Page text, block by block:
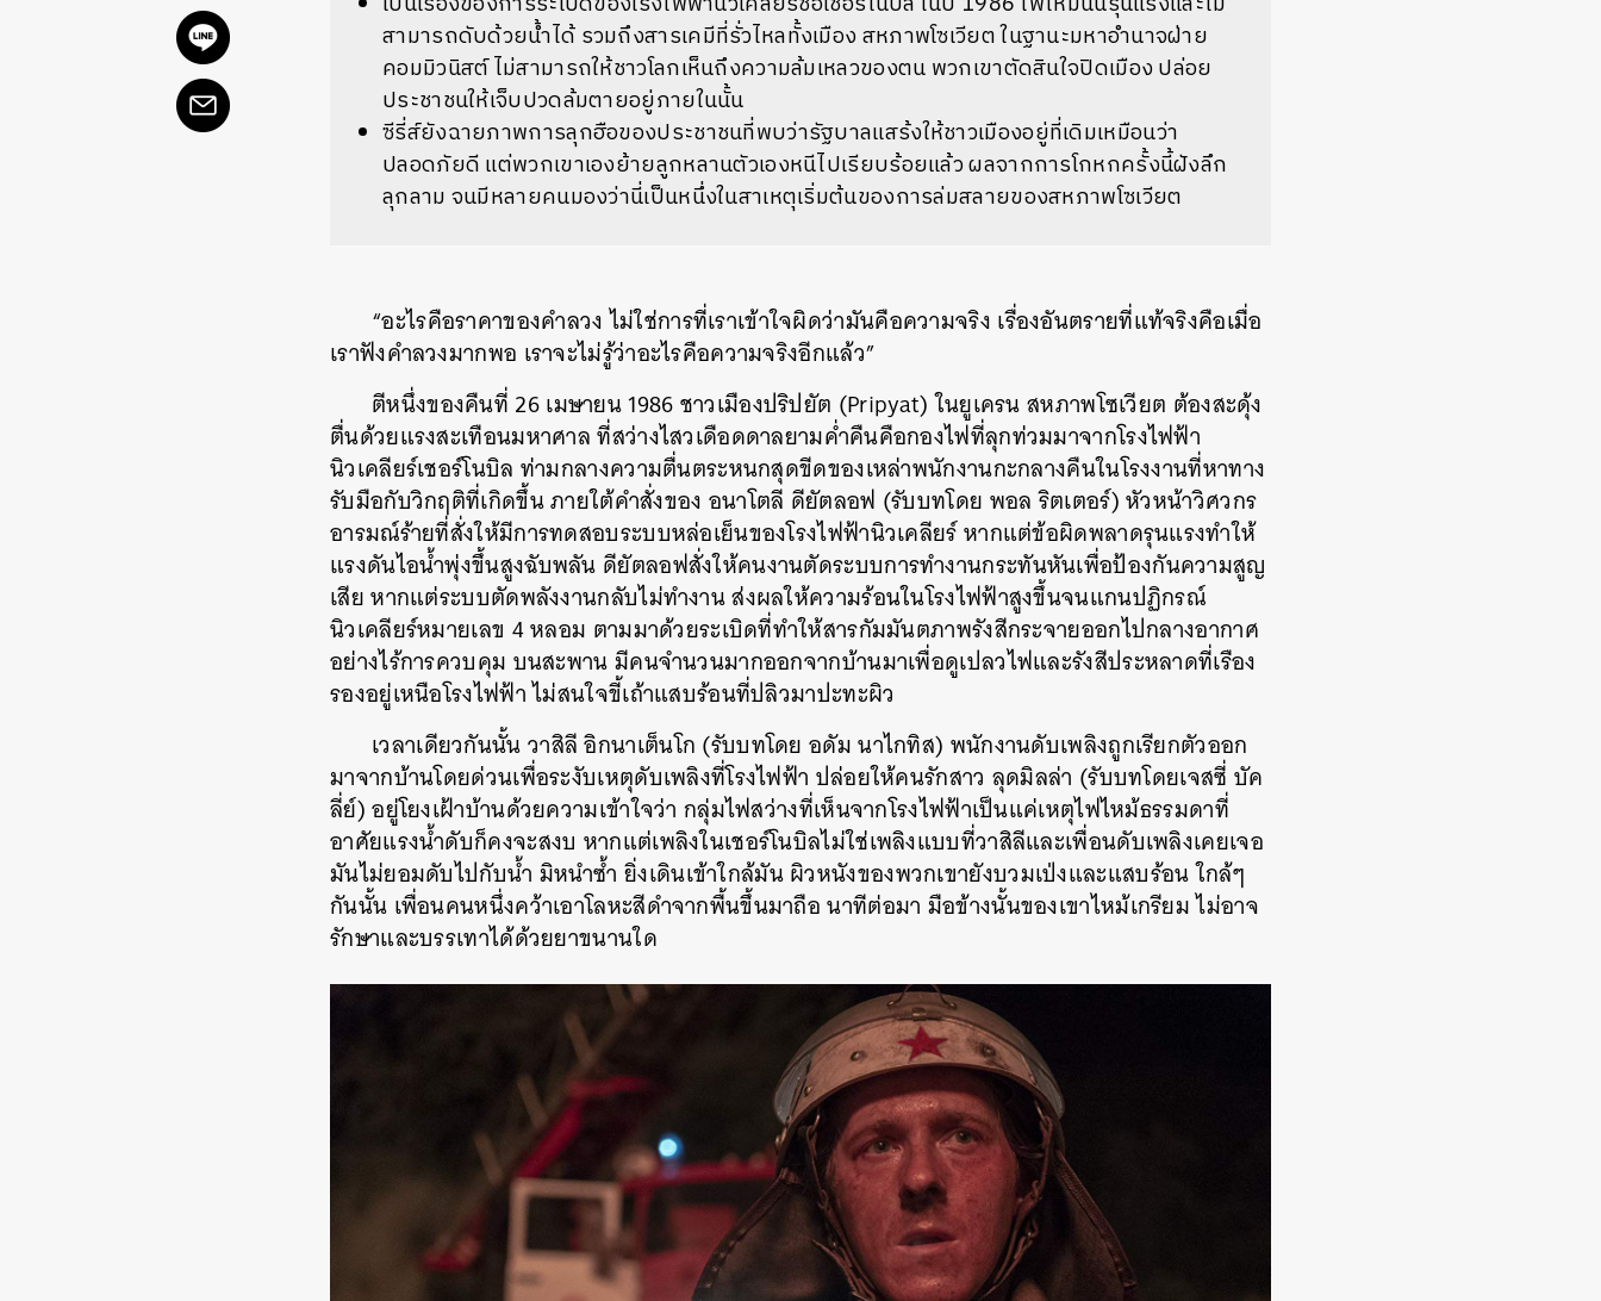
สามารถดับด้วยน้ำได้ รวมถึงสารเคมีที่รั่วไหลทั้งเมือง สหภาพโซเวียต ในฐานะมหาอำนาจฝ่าย
คอมมิวนิสต์ ไม่สามารถให้ชาวโลกเห็นถึงความล้มเหลวของตน พวกเขาตัดสินใจปิดเมือง ปล่อย
ประชาชนให้เจ็บปวดล้มตายอยู่ภายในนั้น
ซีรี่ส์ยังฉายภาพการลุกฮือของประชาชนที่พบว่ารัฐบาลแสร้งให้ชาวเมืองอยู่ที่เดิมเหมือนว่า
ปลอดภัยดี แต่พวกเขาเองย้ายลูกหลานตัวเองหนีไปเรียบร้อยแล้ว ผลจากการโกหกครั้งนี้ฝังลึก
ลุกลาม จนมีหลายคนมองว่านี่เป็นหนึ่งในสาเหตุเริ่มต้นของการล่มสลายของสหภาพโซเวียต
“อะไรคือราคาของคำลวง ไม่ใช่การที่เราเข้าใจผิดว่ามันคือความจริง เรื่องอันตรายที่แท้จริงคือเมื่อ
เราฟังคำลวงมากพอ เราจะไม่รู้ว่าอะไรคือความจริงอีกแล้ว”
ตีหนึ่งของคืนที่ 26 เมษายน 1986 ชาวเมืองปริปยัต (Pripyat) ในยูเครน สหภาพโซเวียต ต้องสะดุ้ง
ตื่นด้วยแรงสะเทือนมหาศาล ที่สว่างไสวเดือดดาลยามค่ำคืนคือกองไฟที่ลุกท่วมมาจากโรงไฟฟ้า
นิวเคลียร์เชอร์โนบิล ท่ามกลางความตื่นตระหนกสุดขีดของเหล่าพนักงานกะกลางคืนในโรงงานที่หาทาง
รับมือกับวิกฤติที่เกิดขึ้น ภายใต้คำสั่งของ อนาโตลี ดียัตลอฟ (รับบทโดย พอล ริตเตอร์) หัวหน้าวิศวกร
อารมณ์ร้ายที่สั่งให้มีการทดสอบระบบหล่อเย็นของโรงไฟฟ้านิวเคลียร์ หากแต่ข้อผิดพลาดรุนแรงทำให้
แรงดันไอน้ำพุ่งขึ้นสูงฉับพลัน ดียัตลอฟสั่งให้คนงานตัดระบบการทำงานกระทันหันเพื่อป้องกันความสูญ
เสีย หากแต่ระบบตัดพลังงานกลับไม่ทำงาน ส่งผลให้ความร้อนในโรงไฟฟ้าสูงขึ้นจนแกนปฏิกรณ์
นิวเคลียร์หมายเลข 4 หลอม ตามมาด้วยระเบิดที่ทำให้สารกัมมันตภาพรังสีกระจายออกไปกลางอากาศ
อย่างไร้การควบคุม บนสะพาน มีคนจำนวนมากออกจากบ้านมาเพื่อดูเปลวไฟและรังสีประหลาดที่เรือง
รองอยู่เหนือโรงไฟฟ้า ไม่สนใจขี้เถ้าแสบร้อนที่ปลิวมาปะทะผิว
เวลาเดียวกันนั้น วาสิลี อิกนาเต็นโก (รับบทโดย อดัม นาไกทิส) พนักงานดับเพลิงถูกเรียกตัวออก
มาจากบ้านโดยด่วนเพื่อระงับเหตุดับเพลิงที่โรงไฟฟ้า ปล่อยให้คนรักสาว ลุดมิลล่า (รับบทโดยเจสซี่ บัค
ลี่ย์) อยู่โยงเฝ้าบ้านด้วยความเข้าใจว่า กลุ่มไฟสว่างที่เห็นจากโรงไฟฟ้าเป็นแค่เหตุไฟไหม้ธรรมดาที่
อาศัยแรงน้ำดับก็คงจะสงบ หากแต่เพลิงในเชอร์โนบิลไม่ใช่เพลิงแบบที่วาสิลีและเพื่อนดับเพลิงเคยเจอ
มันไม่ยอมดับไปกับน้ำ มิหนำซ้ำ ยิ่งเดินเข้าใกล้มัน ผิวหนังของพวกเขายังบวมเป่งและแสบร้อน ใกล้ๆ
กันนั้น เพื่อนคนหนึ่งคว้าเอาโลหะสีดำจากพื้นขึ้นมาถือ นาทีต่อมา มือข้างนั้นของเขาไหม้เกรียม ไม่อาจ
รักษาและบรรเทาได้ด้วยยาขนานใด
SHARE TWEET LINE EMAIL